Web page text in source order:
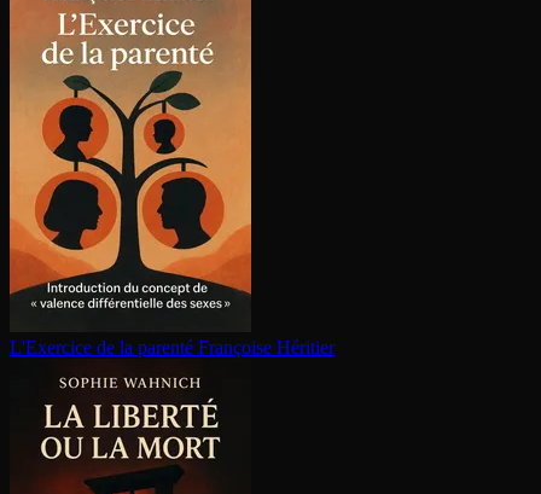
L'Exercice de la parenté Françoise Héritier